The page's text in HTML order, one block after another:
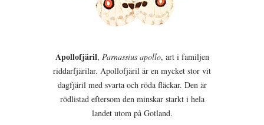
Apollofjäril, Parnassius apollo, art i familjen
riddarfjärilar. Apollofjäril är en mycket stor vit
dagfjäril med svarta och röda fläckar. Den är
rödlistad eftersom den minskar starkt i hela
landet utom på Gotland.